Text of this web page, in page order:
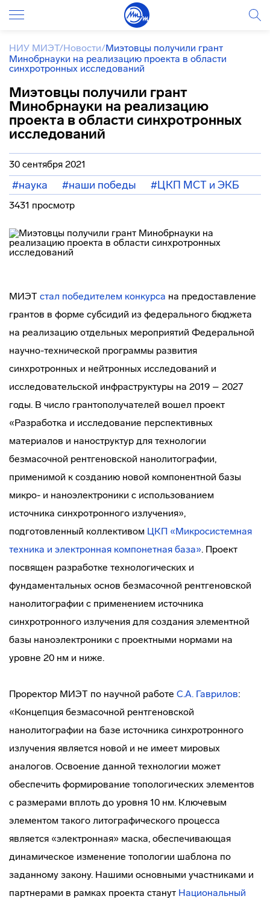
НИУ МИЭТ/Новости/Миэтовцы получили грант
Минобрнауки на реализацию проекта в области
синхротронных исследований
Миэтовцы получили грант
Минобрнауки на реализацию
проекта в области синхротронных
исследований
30 сентября 2021
#наука #наши победы #ЦКП МСТ и ЭКБ
3431 просмотр
МИЭТ стал победителем конкурса на предоставление
грантов в форме субсидий из федерального бюджета
на реализацию отдельных мероприятий Федеральной
научно-технической программы развития
синхротронных и нейтронных исследований и
исследовательской инфраструктуры на 2019 – 2027
годы. В число грантополучателей вошел проект
«Разработка и исследование перспективных
материалов и наноструктур для технологии
безмасочной рентгеновской нанолитографии,
применимой к созданию новой компонентной базы
микро- и наноэлектроники с использованием
источника синхротронного излучения»,
подготовленный коллективом ЦКП «Микросистемная
техника и электронная компонетная база». Проект
посвящен разработке технологических и
фундаментальных основ безмасочной рентгеновской
нанолитографии с применением источника
синхротронного излучения для создания элементной
базы наноэлектроники с проектными нормами на
уровне 20 нм и ниже.
Проректор МИЭТ по научной работе С.А. Гаврилов:
«Концепция безмасочной рентгеновской
нанолитографии на базе источника синхротронного
излучения является новой и не имеет мировых
аналогов. Освоение данной технологии может
обеспечить формирование топологических элементов
с размерами вплоть до уровня 10 нм. Ключевым
элементом такого литографического процесса
является «электронная» маска, обеспечивающая
динамическое изменение топологии шаблона по
заданному закону. Нашими основными участниками и
партнерами в рамках проекта станут Национальный